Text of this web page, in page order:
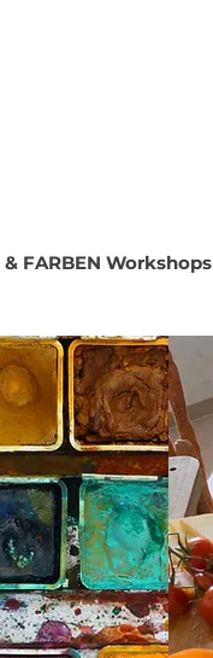
& FARBEN Workshops